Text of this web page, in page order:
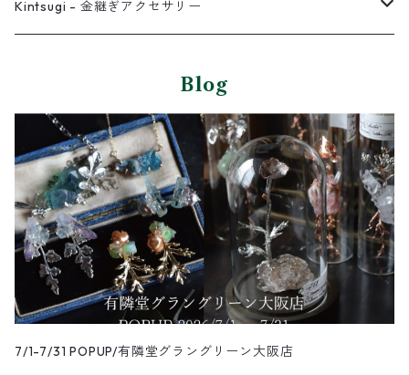
バングル
イヤーカフ
ネックレス
ネックレス
イヤーカフ
リング
ネックレス
イヤーカフ
バングル
ブレスレット
Kintsugi - 金継ぎアクセサリー
ネックレス
Blog
7/1-7/31 POPUP/有隣堂グラングリーン大阪店